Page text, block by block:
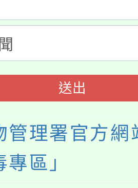
)教師甄選結果(
115學年度第
)教師甄選結果(
文化大學推廣
》溝通分析基
迎學生輔導中心
諮商輔導、社會
報名參加。
送出
管理署官方網
區」